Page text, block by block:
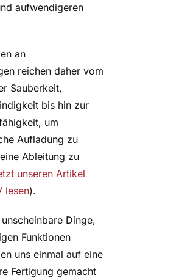
aufwendigeren
an
reichen daher vom
Sauberkeit,
bis hin zur
um
Aufladung zu
Ableitung zu
unseren Artikel
lesen).
Dinge,
Funktionen
uns einmal auf eine
Fertigung gemacht